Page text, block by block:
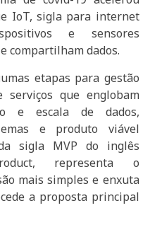
IoT, sigla para internet
e sensores
compartilham dados.
etapas para gestão
que englobam
e escala de dados,
e produto viável
sigla MVP do inglês
representa o
mais simples e enxuta
a proposta principal